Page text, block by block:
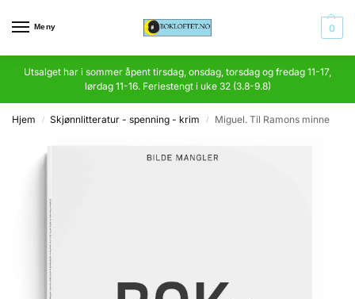
Meny 0
Utsalget har i sommer åpent tirsdag, onsdag, torsdag og fredag 11-17,
lørdag 11-16. Feriestengt i uke 32 (3.8-9.8)
Hjem / Skjønnlitteratur - spenning - krim / Miguel. Til Ramons minne